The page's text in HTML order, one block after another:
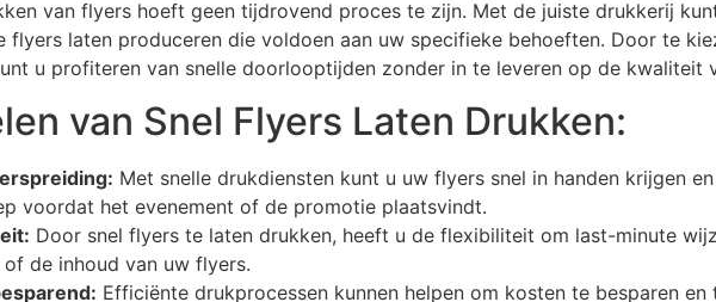
van flyers hoeft geen tijdrovend proces te zijn. Met de juiste drukkerij
flyers laten produceren die voldoen aan uw specifieke behoeften. Door te
u profiteren van snelle doorlooptijden zonder in te leveren op de kwaliteit
van Snel Flyers Laten Drukken:
Met snelle drukdiensten kunt u uw flyers snel in handen krijgen
voordat het evenement of de promotie plaatsvindt.
Door snel flyers te laten drukken, heeft u de flexibiliteit om last-minute
de inhoud van uw flyers.
Efficiënte drukprocessen kunnen helpen om kosten te besparen